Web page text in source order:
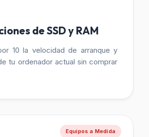
de SSD y RAM
10 la velocidad de arranque y
tu ordenador actual sin comprar
Equipos a Medida